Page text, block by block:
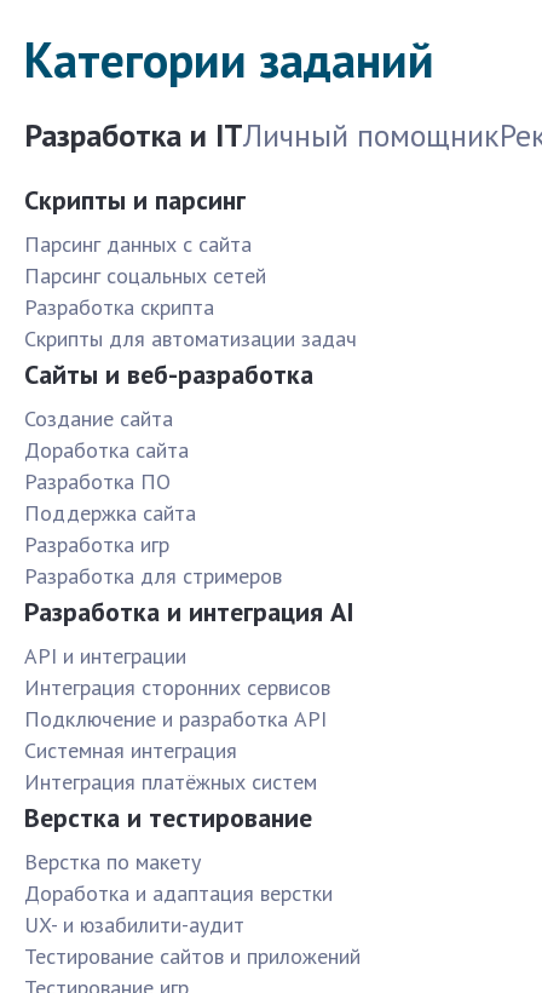
Категории заданий
Разработка и ITЛичный помощник
Скрипты и парсинг
Парсинг данных с сайта
Парсинг соцальных сетей
Разработка скрипта
Скрипты для автоматизации задач
Сайты и веб-разработка
Создание сайта
Доработка сайта
Разработка ПО
Поддержка сайта
Разработка игр
Разработка для стримеров
Разработка и интеграция AI
API и интеграции
Интеграция сторонних сервисов
Подключение и разработка API
Системная интеграция
Интеграция платёжных систем
Верстка и тестирование
Верстка по макету
Доработка и адаптация верстки
UX- и юзабилити-аудит
Тестирование сайтов и приложений